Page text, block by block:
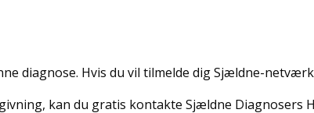
diagnose. Hvis du vil tilmelde dig Sjældne-
kan du gratis kontakte Sjældne Diagnosers